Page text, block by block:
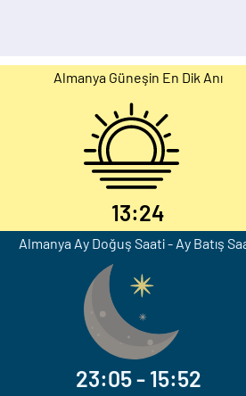
Almanya Güneşin En Dik Anı
13:24
Almanya Ay Doğuş Saati - Ay Batış
23:05 - 15:52